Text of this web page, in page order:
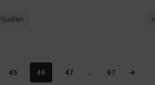
45 46 47 … 67